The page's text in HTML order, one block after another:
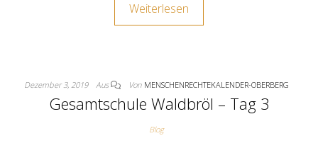
Weiterlesen
Dezember 3, 2019 Aus Von MENSCHENRECHTEKALENDER-OBERBERG
Gesamtschule Waldbröl – Tag 3
Blog